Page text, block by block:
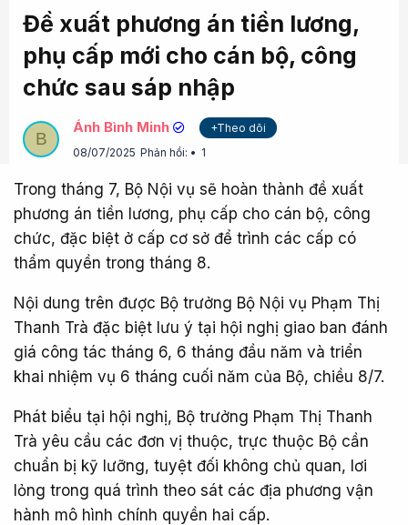
Đề xuất phương án tiền lương,
phụ cấp mới cho cán bộ, công
chức sau sáp nhập
B
Ánh Bình Minh
+Theo dõi
08/07/2025 Phản hồi: 1
Trong tháng 7, Bộ Nội vụ sẽ hoàn thành đề xuất
phương án tiền lương, phụ cấp cho cán bộ, công
chức, đặc biệt ở cấp cơ sở để trình các cấp có
thẩm quyền trong tháng 8.
Nội dung trên được Bộ trưởng Bộ Nội vụ Phạm Thị
Thanh Trà đặc biệt lưu ý tại hội nghị giao ban đánh
giá công tác tháng 6, 6 tháng đầu năm và triển
khai nhiệm vụ 6 tháng cuối năm của Bộ, chiều 8/7.
Phát biểu tại hội nghị, Bộ trưởng Phạm Thị Thanh
Trà yêu cầu các đơn vị thuộc, trực thuộc Bộ cần
chuẩn bị kỹ lưỡng, tuyệt đối không chủ quan, lơi
lỏng trong quá trình theo sát các địa phương vận
hành mô hình chính quyền hai cấp.